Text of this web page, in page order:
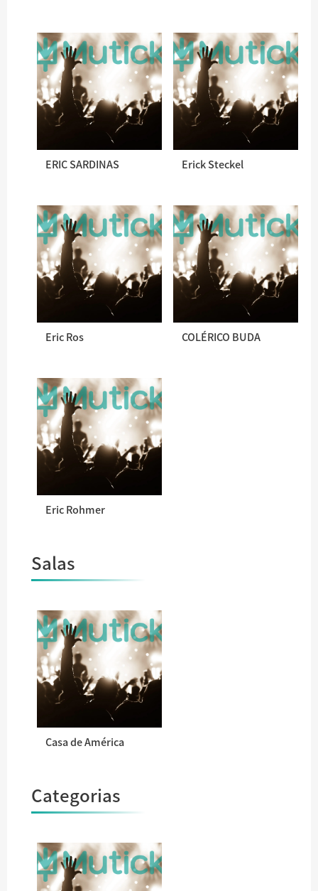
ERIC SARDINAS Erick Steckel
Eric Ros COLÉRICO BUDA
Eric Rohmer
Salas
Casa de América
Categorias